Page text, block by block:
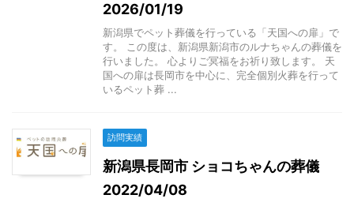
2026/01/19
新潟県でペット葬儀を行っている「天国への扉」で
す。 この度は、新潟県新潟市のルナちゃんの葬儀を
行いました。 心よりご冥福をお祈り致します。 天
国への扉は長岡市を中心に、完全個別火葬を行って
いるペット葬 ...
訪問実績
新潟県長岡市 ショコちゃんの葬儀
2022/04/08